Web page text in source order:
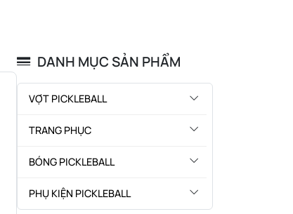
DANH MỤC SẢN PHẨM
VỢT PICKLEBALL
TRANG PHỤC
BÓNG PICKLEBALL
PHỤ KIỆN PICKLEBALL